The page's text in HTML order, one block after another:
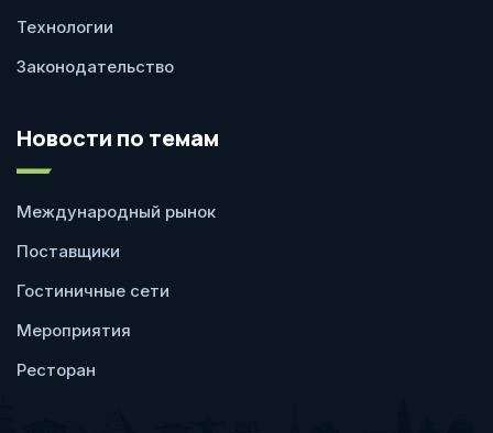
Технологии
Законодательство
Новости по темам
Международный рынок
Поставщики
Гостиничные сети
Мероприятия
Ресторан